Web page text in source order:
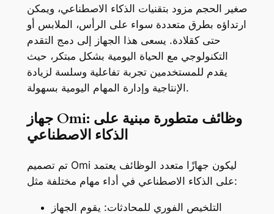
صغير الحجم مزود بتقنيات الذكاء الاصطناعي، ويمكن
ارتداؤه بطرق متعددة سواء على الرأس، الملابس أو
حتى كقلادة. يسعى هذا الجهاز إلى دمج التقدم
التكنولوجي مع الحياة اليومية بشكل مبتكر، حيث
يقدم للمستخدمين تجربة تفاعلية وسلسة لزيادة
الإنتاجية وإدارة المهام اليومية بسهولة.
جهاز Omi: وظائف متطورة مبنية على
الذكاء الاصطناعي
تم تصميم Omi ليكون جهازًا متعدد الوظائف يعتمد
على الذكاء الاصطناعي في أداء مهام مختلفة مثل:
التلخيص الفوري للمحادثات: يقوم الجهاز